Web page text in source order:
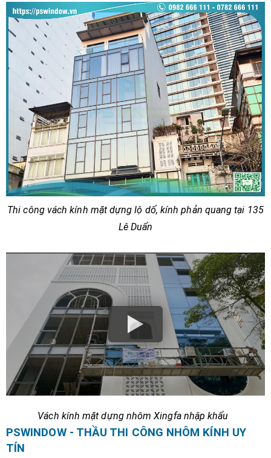
Thi công vách kính mặt dựng lộ dố, kính phản quang tại 135
Lê Duẩn
Vách kính mặt dựng nhôm Xingfa nhập khẩu
PSWINDOW - THẦU THI CÔNG NHÔM KÍNH UY
TÍN